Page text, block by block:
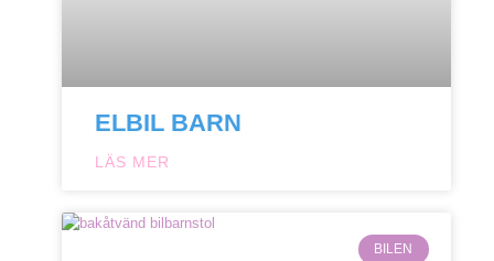
ELBIL BARN
LÄS MER
BILEN